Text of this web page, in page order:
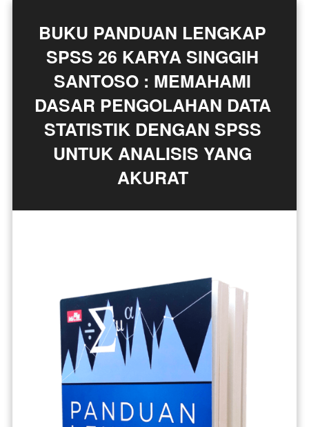
BUKU PANDUAN LENGKAP
SPSS 26 KARYA SINGGIH
SANTOSO : MEMAHAMI
DASAR PENGOLAHAN DATA
STATISTIK DENGAN SPSS
UNTUK ANALISIS YANG
AKURAT